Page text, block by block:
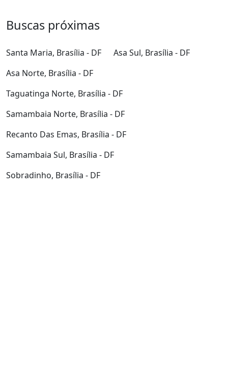
Buscas próximas
Santa Maria, Brasília - DF
Asa Sul, Brasília - DF
Asa Norte, Brasília - DF
Taguatinga Norte, Brasília - DF
Samambaia Norte, Brasília - DF
Recanto Das Emas, Brasília - DF
Samambaia Sul, Brasília - DF
Sobradinho, Brasília - DF